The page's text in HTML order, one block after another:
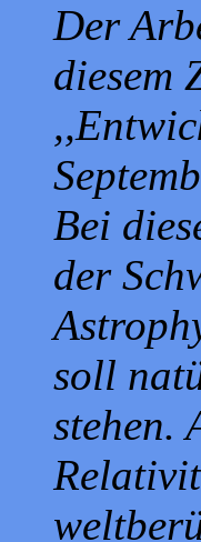
Der
diesem
Bei
der
soll
stehen.